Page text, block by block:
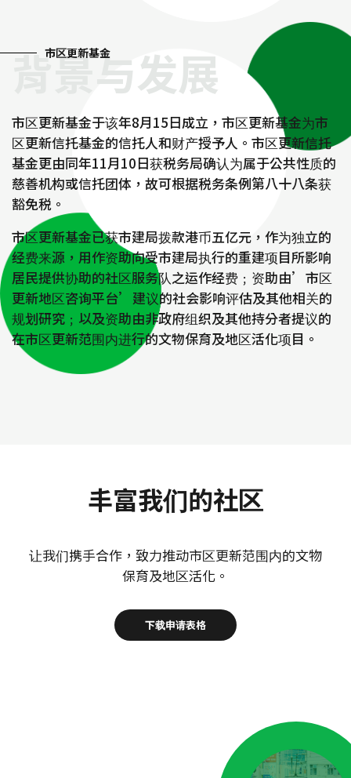
背景与发展
市区更新基金
市区更新基金于该年8月15日成立，市区更新基金为市
区更新信托基金的信托人和财产授予人。市区更新信托
基金更由同年11月10日获税务局确认为属于公共性质的
慈善机构或信托团体，故可根据税务条例第八十八条获
豁免税。
市区更新基金已获市建局拨款港币五亿元，作为独立的
经费来源，用作资助向受市建局执行的重建项目所影响
居民提供协助的社区服务队之运作经费﹔资助由’市区
更新地区咨询平台’建议的社会影响评估及其他相关的
规划研究﹔以及资助由非政府组织及其他持分者提议的
在市区更新范围内进行的文物保育及地区活化项目。
丰富我们的社区
让我们携手合作，致力推动市区更新范围内的文物
保育及地区活化。
下载申请表格